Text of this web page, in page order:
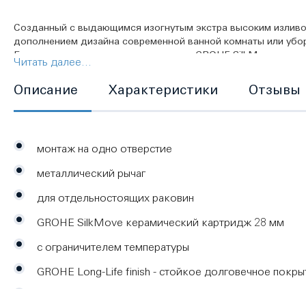
Созданный с выдающимся изогнутым экстра высоким
дополнением дизайна современной ванной комнаты или
Благодаря керамическому картриджу GROHE SilkMove
экономит как воду, так и деньги. Для абсолютного
GROHE QuickFix Plus сокращает время установки на 50%.
Читать далее...
Описание
монтаж на одно отверстие
металлический рычаг
для отдельностоящих раковин
GROHE SilkMove керамический картридж 28 мм
с ограничителем температуры
GROHE Long-Life finish - стойкое долговечное
Характеристики Отзывы